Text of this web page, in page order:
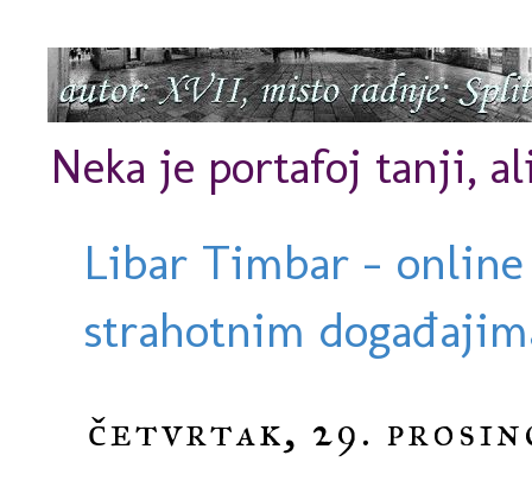
Neka je portafoj tanji,
Libar Timbar -
strahotnim
četvrtak, 29.